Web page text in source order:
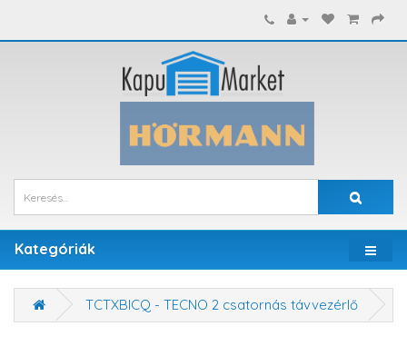
Kategóriák
TCTXBICQ - TECNO 2 csatornás távvezérlő